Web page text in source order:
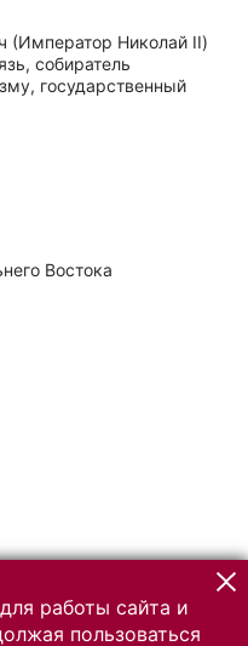
(Император Николай II)
собиратель
государственный
Востока
работы сайта и
пользоваться